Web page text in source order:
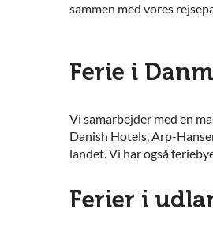
sammen med vores
Ferie i
Vi samarbejder med en
Danish Hotels, Arp-
landet. Vi har også
Ferier i